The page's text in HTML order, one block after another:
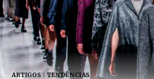
ARTIGOS |TENDÊNCIAS